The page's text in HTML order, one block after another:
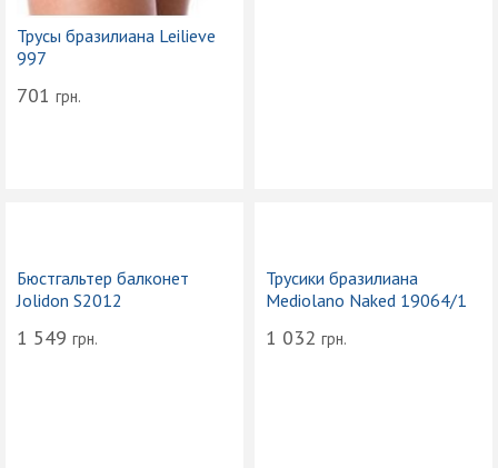
Трусы бразилиана Leilieve
997
701 грн.
Бюстгальтер балконет
Jolidon S2012
1 549 грн.
Трусики бразилиана
Mediolano Naked 19064/1
1 032 грн.